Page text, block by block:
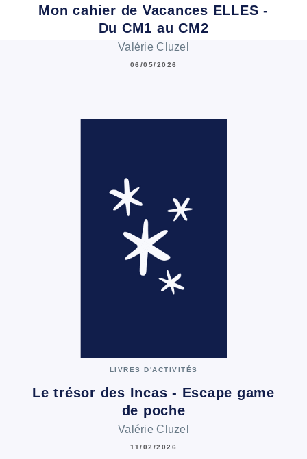
Mon cahier de Vacances ELLES -
Du CM1 au CM2
Valérie Cluzel
06/05/2026
LIVRES D'ACTIVITÉS
Le trésor des Incas - Escape game
de poche
Valérie Cluzel
11/02/2026